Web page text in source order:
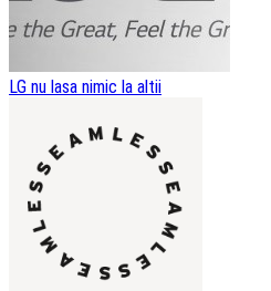
LG nu lasa nimic la altii